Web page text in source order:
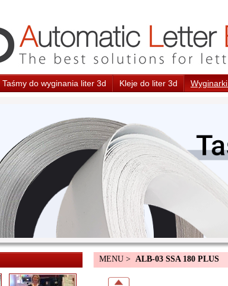
Taśmy do wyginania liter 3d Kleje do liter 3d
MENU > ALB-03 SSA 180 PLUS